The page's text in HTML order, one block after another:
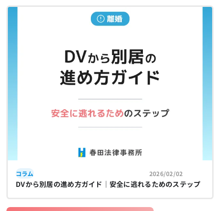
コラム 2026/02/02
DVから別居の進め方ガイド｜安全に逃れるためのステップ